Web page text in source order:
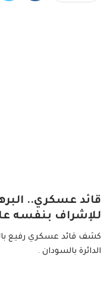
قائد عسكري..
للإشراف بنفسه
كشف قائد عسكري رفيع
الدائرة بالسودان .